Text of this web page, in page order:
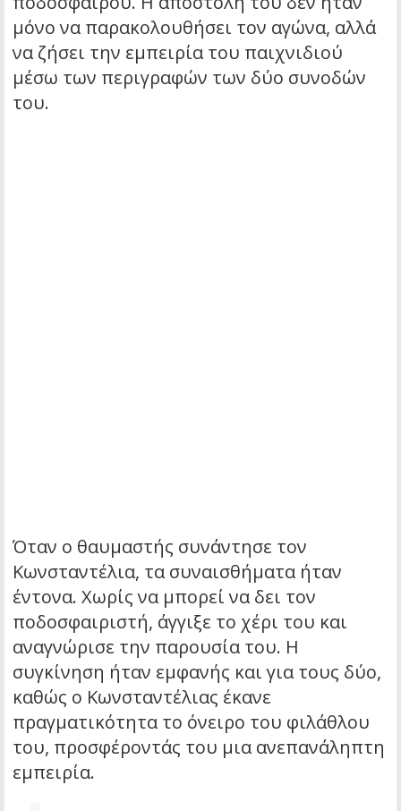
μόνο να παρακολουθήσει τον αγώνα, αλλά
να ζήσει την εμπειρία του παιχνιδιού
μέσω των περιγραφών των δύο συνοδών
του.
Όταν ο θαυμαστής συνάντησε τον
Κωνσταντέλια, τα συναισθήματα ήταν
έντονα. Χωρίς να μπορεί να δει τον
ποδοσφαιριστή, άγγιξε το χέρι του και
αναγνώρισε την παρουσία του. Η
συγκίνηση ήταν εμφανής και για τους δύο,
καθώς ο Κωνσταντέλιας έκανε
πραγματικότητα το όνειρο του φιλάθλου
του, προσφέροντάς του μια ανεπανάληπτη
εμπειρία.